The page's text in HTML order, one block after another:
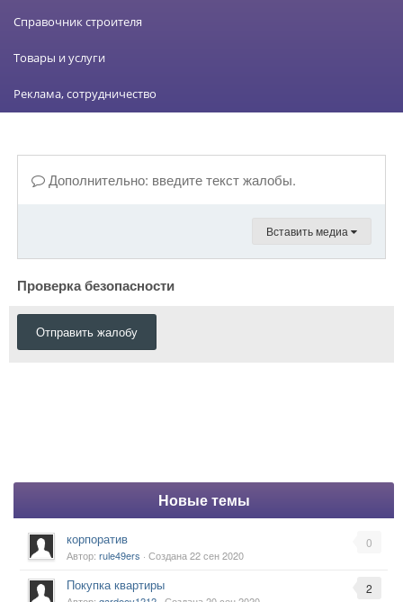
Справочник строителя
Товары и услуги
Реклама, сотрудничество
Дополнительно: введите текст жалобы.
Вставить медиа
Проверка безопасности
Отправить жалобу
Новые темы
0
корпоратив
Автор: rule49ers · Создана22 сен 2020
2
Покупка квартиры